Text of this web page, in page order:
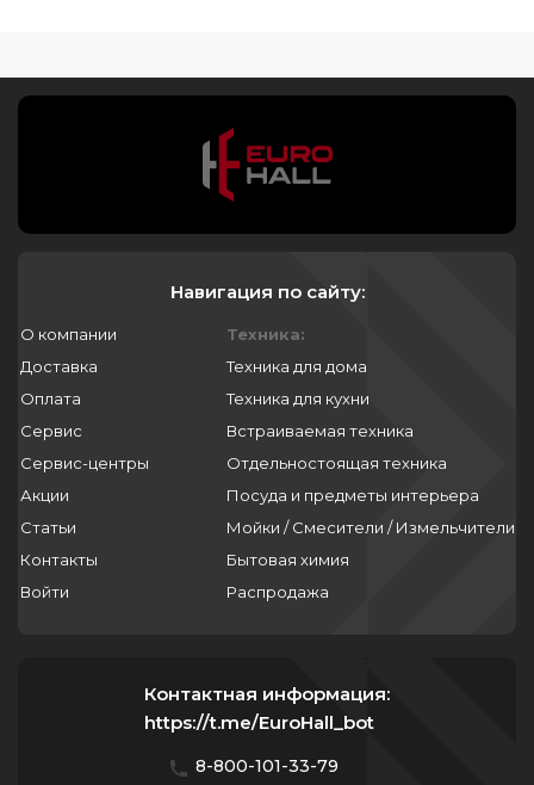
Навигация по сайту:
О компании
Доставка
Оплата
Сервис
Сервис-центры
Акции
Статьи
Контакты
Войти
Техника:
Техника для дома
Техника для кухни
Встраиваемая техника
Отдельностоящая техника
Посуда и предметы интерьера
Мойки / Смесители / Измельчители
Бытовая химия
Распродажа
Контактная информация:
https://t.me/EuroHall_bot
8-800-101-33-79